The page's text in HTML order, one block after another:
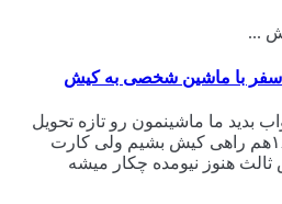
...
سفر با ماشین شخصی به کیش
بدید ما ماشینمون رو تازه تحویل
گرفتیم تصمیم داریم ۱۸هم راهی کیش بشیم ولی کارت
هنوز نیومده چکار میشه